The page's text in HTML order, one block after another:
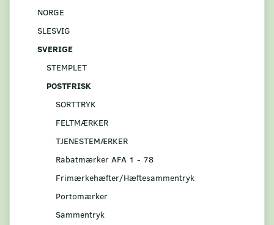
NORGE
SLESVIG
SVERIGE
STEMPLET
POSTFRISK
SORTTRYK
FELTMÆRKER
TJENESTEMÆRKER
Rabatmærker AFA 1 - 78
Frimærkehæfter/Hæftesammentryk
Portomærker
Sammentryk